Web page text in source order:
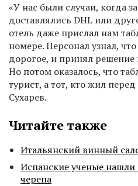
«У нас были случаи, когда
доставлялись DHL или
отель даже прислал нам
номере. Персонал узнал,
дорогое, и принял решение
Но потом оказалось, что
турист, а тот, кто жил
Сухарев.
Читайте также
Итальянский винный
Испанские ученые
черепа